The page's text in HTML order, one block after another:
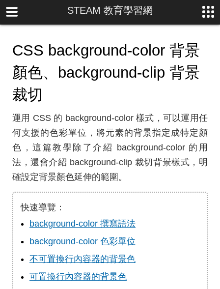
STEAM 教育學習網
CSS background-color 背景
顏色、background-clip 背景
裁切
運用 CSS 的 background-color 樣式，可以運用任
何支援的色彩單位，將元素的背景指定成特定顏
色，這篇教學除了介紹 background-color 的用
法，還會介紹 background-clip 裁切背景樣式，明
確設定背景顏色延伸的範圍。
快速導覽：
background-color 撰寫語法
background-color 色彩單位
不可置換行內容器的背景色
可置換行內容器的背景色